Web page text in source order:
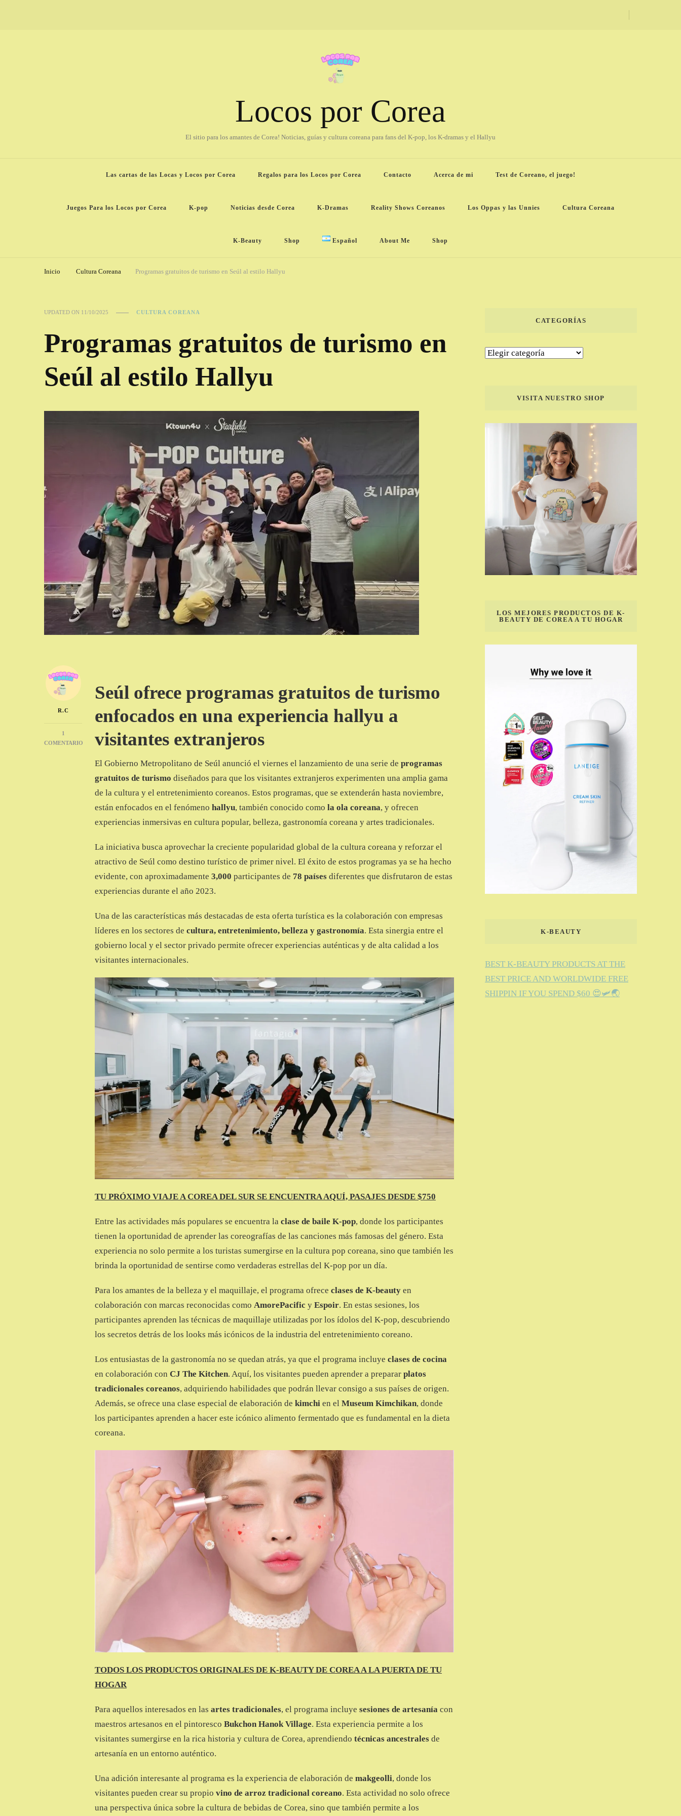
Locos por Corea
El sitio para los amantes de Corea! Noticias, guías y cultura coreana para fans del K-pop, los K-dramas y el Hallyu
Las cartas de las Locas y Locos por Corea Regalos para los Locos por Corea Contacto Acerca de mi Test de Coreano, el juego!
Juegos Para los Locos por Corea K-pop Noticias desde Corea K-Dramas Reality Shows Coreanos Los Oppas y las Unnies Cultura Coreana
K-Beauty Shop Español About Me Shop
Inicio Cultura Coreana Programas gratuitos de turismo en Seúl al estilo Hallyu
UPDATED ON 11/10/2025 CULTURA COREANA
Programas gratuitos de turismo en
Seúl al estilo Hallyu
R.C
1
COMENTARIO
PROGRAMAS
Seúl ofrece programas gratuitos de turismo
enfocados en una experiencia hallyu a
visitantes extranjeros
El Gobierno Metropolitano de Seúl anunció el viernes el lanzamiento de una serie de programas
gratuitos de turismo diseñados para que los visitantes extranjeros experimenten una amplia gama
de la cultura y el entretenimiento coreanos. Estos programas, que se extenderán hasta noviembre,
están enfocados en el fenómeno hallyu, también conocido como la ola coreana, y ofrecen
experiencias inmersivas en cultura popular, belleza, gastronomía coreana y artes tradicionales.
La iniciativa busca aprovechar la creciente popularidad global de la cultura coreana y reforzar el
atractivo de Seúl como destino turístico de primer nivel. El éxito de estos programas ya se ha hecho
evidente, con aproximadamente 3,000 participantes de 78 países diferentes que disfrutaron de estas
experiencias durante el año 2023.
Una de las características más destacadas de esta oferta turística es la colaboración con empresas
líderes en los sectores de cultura, entretenimiento, belleza y gastronomía. Esta sinergia entre el
gobierno local y el sector privado permite ofrecer experiencias auténticas y de alta calidad a los
visitantes internacionales.
TU PRÓXIMO VIAJE A COREA DEL SUR SE ENCUENTRA AQUÍ, PASAJES DESDE $750
Entre las actividades más populares se encuentra la clase de baile K-pop, donde los participantes
tienen la oportunidad de aprender las coreografías de las canciones más famosas del género. Esta
experiencia no solo permite a los turistas sumergirse en la cultura pop coreana, sino que también les
brinda la oportunidad de sentirse como verdaderas estrellas del K-pop por un día.
Para los amantes de la belleza y el maquillaje, el programa ofrece clases de K-beauty en
colaboración con marcas reconocidas como AmorePacific y Espoir. En estas sesiones, los
participantes aprenden las técnicas de maquillaje utilizadas por los ídolos del K-pop, descubriendo
los secretos detrás de los looks más icónicos de la industria del entretenimiento coreano.
Los entusiastas de la gastronomía no se quedan atrás, ya que el programa incluye clases de cocina
en colaboración con CJ The Kitchen. Aquí, los visitantes pueden aprender a preparar platos
tradicionales coreanos, adquiriendo habilidades que podrán llevar consigo a sus países de origen.
Además, se ofrece una clase especial de elaboración de kimchi en el Museum Kimchikan, donde
los participantes aprenden a hacer este icónico alimento fermentado que es fundamental en la dieta
coreana.
TODOS LOS PRODUCTOS ORIGINALES DE K-BEAUTY DE COREA A LA PUERTA DE TU
HOGAR
Para aquellos interesados en las artes tradicionales, el programa incluye sesiones de artesanía con
maestros artesanos en el pintoresco Bukchon Hanok Village. Esta experiencia permite a los
visitantes sumergirse en la rica historia y cultura de Corea, aprendiendo técnicas ancestrales de
artesanía en un entorno auténtico.
Una adición interesante al programa es la experiencia de elaboración de makgeolli, donde los
visitantes pueden crear su propio vino de arroz tradicional coreano. Esta actividad no solo ofrece
una perspectiva única sobre la cultura de bebidas de Corea, sino que también permite a los
CATEGORÍAS
Categorías
VISITA NUESTRO SHOP
LOS MEJORES PRODUCTOS DE K-
BEAUTY DE COREA A TU HOGAR
K-BEAUTY
BEST K-BEAUTY PRODUCTS AT THE
BEST PRICE AND WORLDWIDE FREE
SHIPPIN IF YOU SPEND $60 😍🛩️🌏